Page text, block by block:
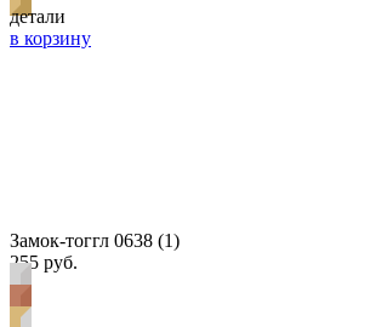
детали
в корзину
Замок-тоггл 0638 (1)
255 руб.